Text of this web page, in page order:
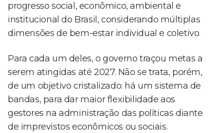
progresso social, econômico, ambiental e
institucional do Brasil, considerando múltiplas
dimensões de bem-estar individual e coletivo.
Para cada um deles, o governo traçou metas a
serem atingidas até 2027. Não se trata, porém,
de um objetivo cristalizado: há um sistema de
bandas, para dar maior flexibilidade aos
gestores na administração das políticas diante
de imprevistos econômicos ou sociais.